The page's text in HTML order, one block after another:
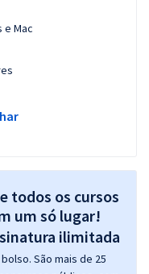
e Mac
todos os cursos
um só lugar!
São mais de 25